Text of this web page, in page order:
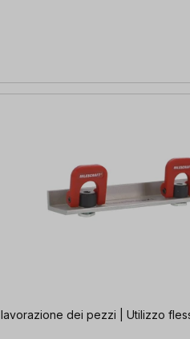
dei pezzi | Utilizzo